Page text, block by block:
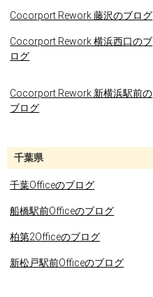
Cocorport Rework 藤沢のブログ
Cocorport Rework 横浜西口のブ
ログ
Cocorport Rework 新横浜駅前の
ブログ
千葉県
千葉Officeのブログ
船橋駅前Officeのブログ
柏第2Officeのブログ
新松戸駅前Officeのブログ